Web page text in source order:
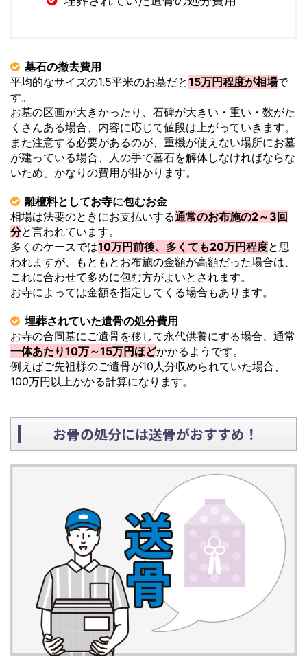
墓石の撤去費用
平均的なサイズの1.5平米のお墓だと15万円程度が相場で
す。
お墓の区画が大きかったり、石碑が大きい・重い・数がた
くさんある場合、内容に応じて値段は上がっていきます。
また注意する必要があるのが、重機が使えない場所にお墓
が建っている場合、人の手で墓石を解体しなければならな
いため、かなりの費用が掛かります。
離檀料としてお寺に包むお金
相場は法要のときにお支払いする通常のお布施の2～3回
分と言われています。
多くのケースでは10万円前後、多くても20万円程度と思
われますが、もともとお布施の金額が高額だった場合は、
これに合わせて多めに包む方がよいとされます。
お寺によっては金額を指定してくる場合もあります。
埋葬されていた遺骨の処分費用
お寺の合同墓にご遺骨を移して永代供養にする場合、通常
一体あたり10万～15万円ほどかかるようです。
例えばご先祖様のご遺骨が10人分収められていた場合、
100万円以上かかる計算になります。
お骨の処分には送骨がおすすめ！